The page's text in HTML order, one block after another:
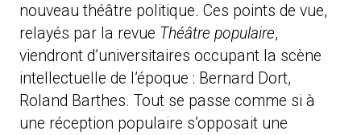
nouveau théâtre politique. Ces points de vue,
relayés par la revue Théâtre populaire,
viendront d’universitaires occupant la scène
intellectuelle de l’époque : Bernard Dort,
Roland Barthes. Tout se passe comme si à
une réception populaire s’opposait une